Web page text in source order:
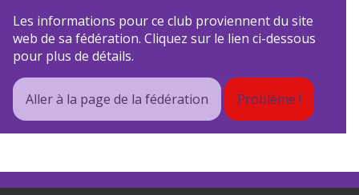
Les informations pour ce club proviennent du site
web de sa fédération. Cliquez sur le lien ci-dessous
pour plus de détails.
Aller à la page de la fédération Problème !